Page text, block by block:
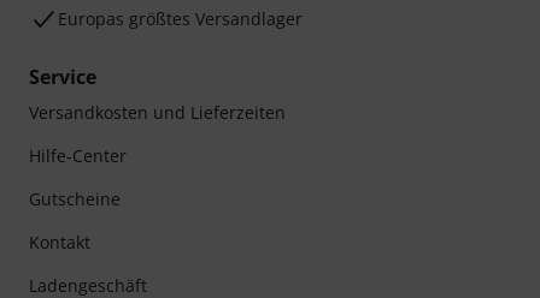
Europas größtes Versandlager
Service
Versandkosten und Lieferzeiten
Hilfe-Center
Gutscheine
Kontakt
Ladengeschäft